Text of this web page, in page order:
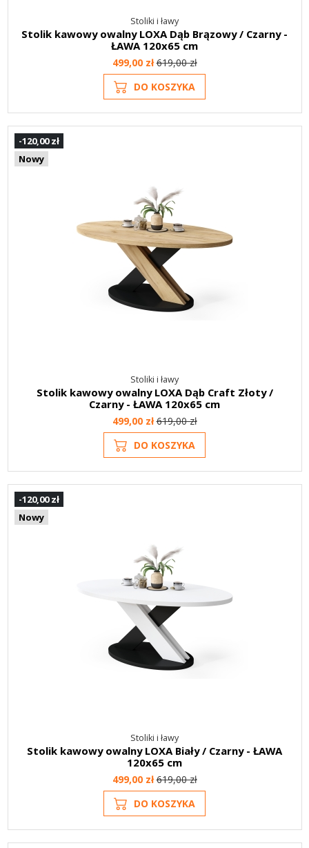
Stoliki i ławy
Stolik kawowy owalny LOXA Dąb Brązowy / Czarny -
ŁAWA 120x65 cm
499,00 zł619,00 zł
DO KOSZYKA
-120,00 zł
Nowy
Stoliki i ławy
Stolik kawowy owalny LOXA Dąb Craft Złoty /
Czarny - ŁAWA 120x65 cm
499,00 zł619,00 zł
DO KOSZYKA
-120,00 zł
Nowy
Stoliki i ławy
Stolik kawowy owalny LOXA Biały / Czarny - ŁAWA
120x65 cm
499,00 zł619,00 zł
DO KOSZYKA